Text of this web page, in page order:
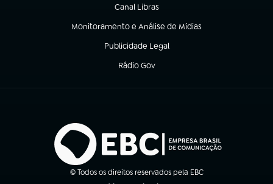
Canal Libras
(abre em nova aba)
Monitoramento e Análise de Mídias
(abre em nova aba)
Publicidade Legal
(abre em nova aba)
Rádio Gov
(abre em nova aba)
© Todos os direitos reservados pela EBC